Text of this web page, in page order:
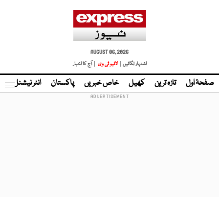
AUGUST 06, 2026
اشتہار لگائیں |
لائیو ٹی وی | آج کا اخبار
صفحۂ اول تازہ ترین کھیل خاص خبریں پاکستان انٹر نیشنل